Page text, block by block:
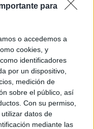
para
o accedemos a
cookies, y
identificadores
por un dispositivo,
medición de
sobre el público, así
Con su permiso,
datos de
mediante las